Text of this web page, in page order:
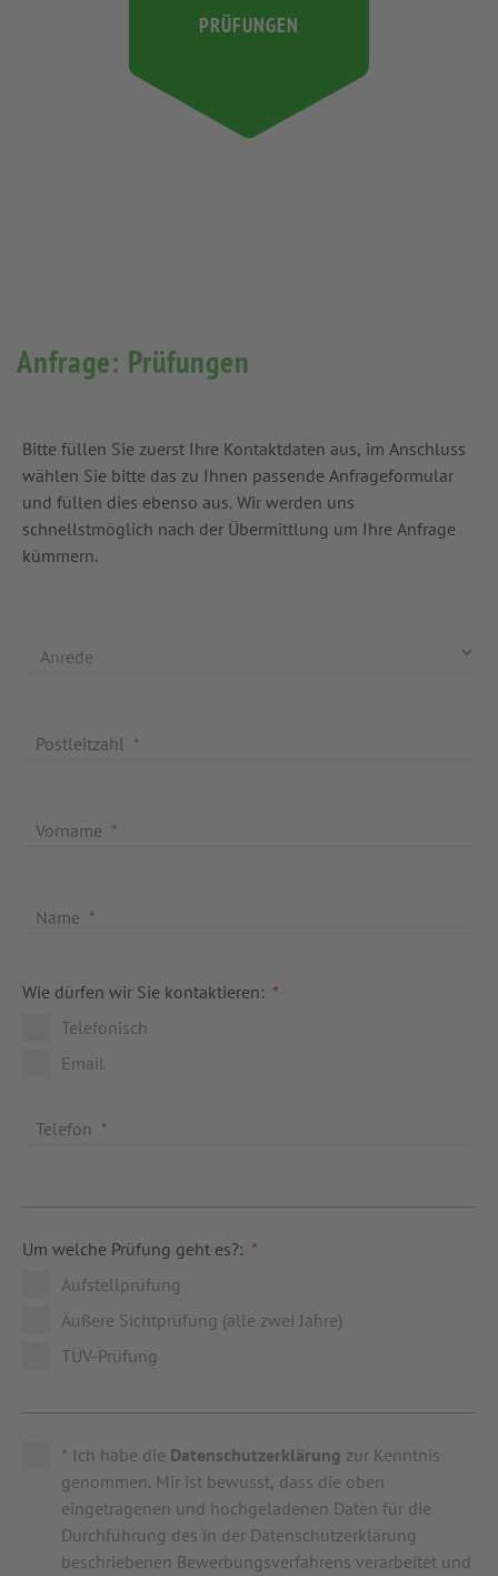
PRÜFUNGEN
Anfrage: Prüfungen
Bitte füllen Sie zuerst Ihre Kontaktdaten aus, im Anschluss
wählen Sie bitte das zu Ihnen passende Anfrageformular
und füllen dies ebenso aus. Wir werden uns
schnellstmöglich nach der Übermittlung um Ihre Anfrage
kümmern.
Wie dürfen wir Sie kontaktieren: *
Telefonisch
Email
Um welche Prüfung geht es?: *
Aufstellprüfung
Äußere Sichtprüfung (alle zwei Jahre)
TÜV-Prüfung
* Ich habe die Datenschutzerklärung zur Kenntnis
genommen. Mir ist bewusst, dass die oben
eingetragenen und hochgeladenen Daten für die
Durchführung des in der Datenschutzerklärung
beschriebenen Bewerbungsverfahrens verarbeitet und